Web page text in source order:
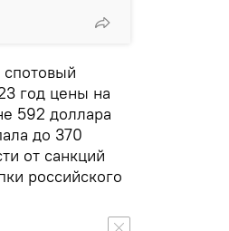
год цены на
592 доллара
до 370
от санкций
российского